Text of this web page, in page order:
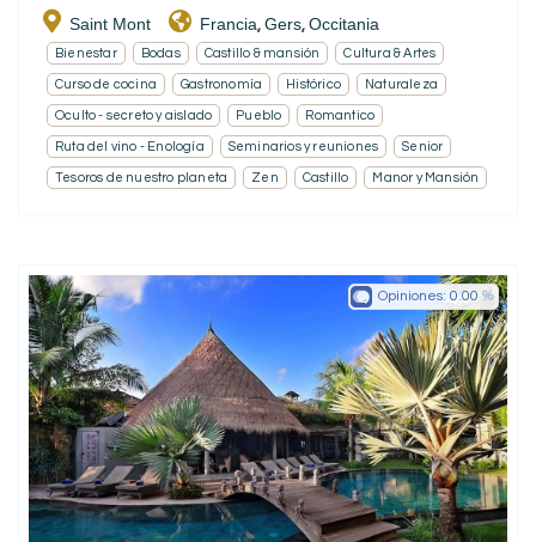
Saint Mont Francia, Gers, Occitania
Bienestar Bodas Castillo & mansión Cultura & Artes
Curso de cocina Gastronomía Histórico Naturaleza
Oculto - secreto y aislado Pueblo Romantico
Ruta del vino - Enología Seminarios y reuniones Senior
Tesoros de nuestro planeta Zen Castillo Manor y Mansión
Opiniones: 0.00